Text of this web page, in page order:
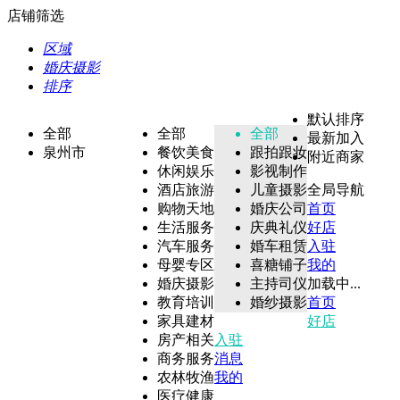
店铺筛选
区域
婚庆摄影
排序
全部
泉州市
全部
餐饮美食
休闲娱乐
酒店旅游
购物天地
生活服务
汽车服务
母婴专区
婚庆摄影
教育培训
家具建材
房产相关
商务服务
农林牧渔
医疗健康
全部
跟拍跟妆
影视制作
儿童摄影
婚庆公司
庆典礼仪
婚车租赁
喜糖铺子
主持司仪
婚纱摄影
默认排序
最新加入
附近商家
全局导航
首页
好店
入驻
我的
加载中...
首页
好店
入驻
消息
我的